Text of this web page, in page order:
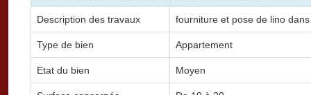
Description des travaux fourniture et pose de lino
Type de bien Appartement
Etat du bien Moyen